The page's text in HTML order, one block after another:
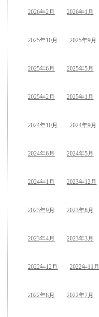
2026年2月 2026年1月
2025年10月 2025年9月
2025年6月 2025年5月
2025年2月 2025年1月
2024年10月 2024年9月
2024年6月 2024年5月
2024年1月 2023年12月
2023年9月 2023年8月
2023年4月 2023年3月
2022年12月 2022年11月
2022年8月 2022年7月